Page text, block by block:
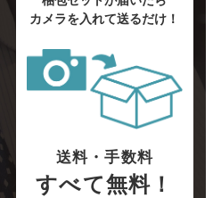
カメラを入れて送るだけ！
送料・手数料
すべて無料！